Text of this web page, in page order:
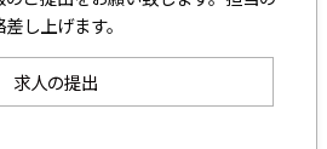
し上げます。
求人の提出